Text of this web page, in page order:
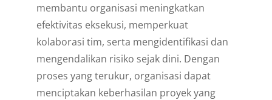
membantu organisasi meningkatkan
efektivitas eksekusi, memperkuat
kolaborasi tim, serta mengidentifikasi dan
mengendalikan risiko sejak dini. Dengan
proses yang terukur, organisasi dapat
menciptakan keberhasilan proyek yang